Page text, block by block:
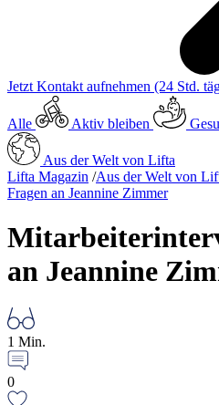
Jetzt Kontakt aufnehmen (24 Std.
Alle Aktiv bleiben
Aus der Welt von Lifta
Lifta Magazin /Aus der Welt von
Fragen an Jeannine Zimmer
an Jeannine
1 Min.
0